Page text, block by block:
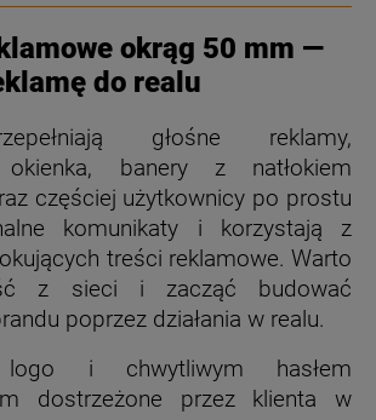
okrąg 50 mm —
do realu
głośne reklamy,
okienka, banery z natłokiem
częściej użytkownicy po prostu
komunikaty i korzystają z
treści reklamowe. Warto
z sieci i zacząć budować
poprzez działania w realu.
i chwytliwym hasłem
dostrzeżone przez klienta w